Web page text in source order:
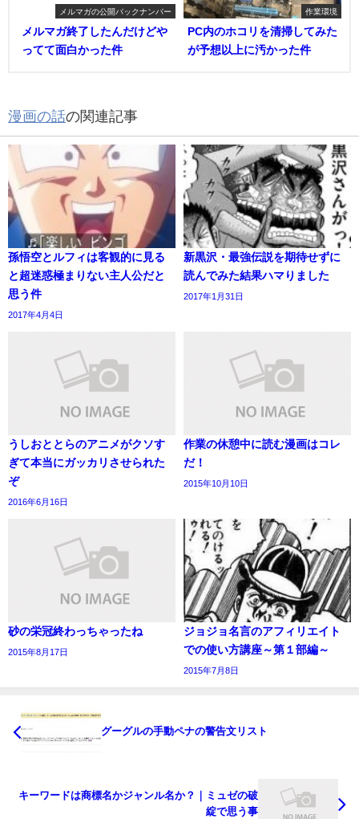
メルマガの公開バックナンバー
メルマガ終了したんだけどや
ってて面白かった件
作業環境
PC内のホコリを清掃してみた
が予想以上に汚かった件
漫画の話の関連記事
孫悟空とルフィは客観的に見る
と超迷惑極まりない主人公だと
思う件
2017年4月4日
新黒沢・最強伝説を期待せずに
読んでみた結果ハマりました
2017年1月31日
うしおととらのアニメがクソす
ぎて本当にガッカリさせられた
ぞ
2016年6月16日
作業の休憩中に読む漫画はコレ
だ！
2015年10月10日
砂の栄冠終わっちゃったね
2015年8月17日
ジョジョ名言のアフィリエイト
での使い方講座～第１部編～
2015年7月8日
グーグルの手動ペナの警告文リスト
キーワードは商標名かジャンル名か？｜ミュゼの破
綻で思う事